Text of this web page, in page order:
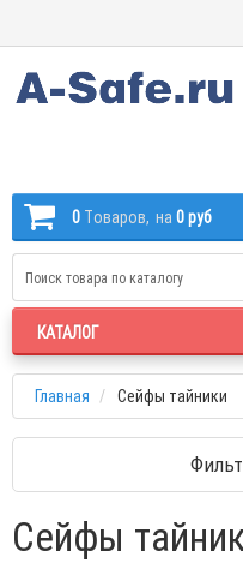
0 Tоваров, на 0 руб
КАТАЛОГ
Главная Сейфы тайники
Сейфы